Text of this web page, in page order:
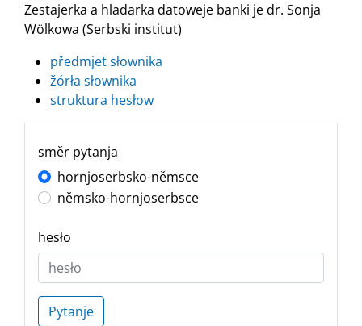
Zestajerka a hladarka datoweje banki je dr. Sonja
Wölkowa (Serbski institut)
předmjet słownika
žórła słownika
struktura hesłow
směr pytanja
hornjoserbsko-němsce
němsko-hornjoserbsce
hesło
Pytanje